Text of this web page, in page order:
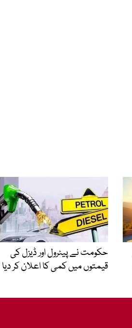
حکومت نے پیٹرول اور ڈیزل کی
قیمتوں میں کمی کا اعلان کر دیا